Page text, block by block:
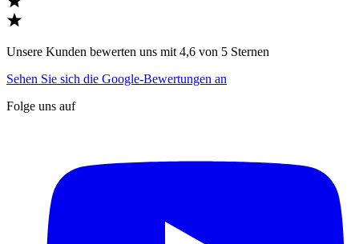
Unsere Kunden bewerten uns mit 4,6 von 5 Sternen
Sehen Sie sich die Google-Bewertungen an
Folge uns auf